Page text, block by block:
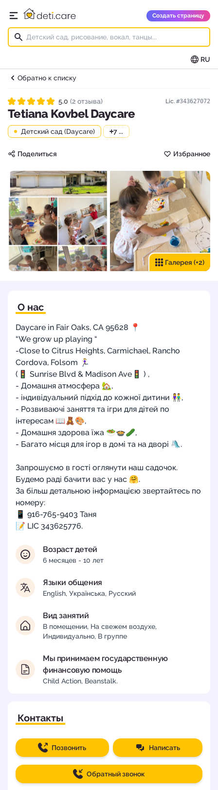
Открыть главное меню
deti.care Создать страницу
RU
Обратно к списку
Рейтинг 5.0 из 5
5.0 (2 отзыва) Lic. #343627072
Tetiana Kovbel Daycare
Детский сад (Daycare) +7 ...
Поделиться Избранное
Галерея (+2)
О нас
Daycare in Fair Oaks, CA 95628 📍
“We grow up playing “
-Close to Citrus Heights, Carmichael, Rancho
Cordova, Folsom 🏃🏼‍♀️
(🚦 Sunrise Blvd & Madison Ave🚦 ) ,
- Домашня атмосфера 🏡,
- індивідуальний підхід до кожної дитини 👫,
- Розвиваючі заняття та ігри для дітей по
інтересам 📖🧸🎨,
- Домашня здорова їжа 🥗🍲🥒,
- Багато місця для ігор в домі та на дворі 🛝.
Запрошуємо в гості оглянути наш садочок.
Будемо раді бачити вас у нас 🤗.
За більш детальною інформацією звертайтесь по
номеру:
📱 916-765-9403 Таня
📝 LIC 343625776.
Возраст детей
6 месяцев - 10 лет
Языки общения
English, Українська, Русский
Вид занятий
В помещении, На свежем воздухе,
Индивидуально, В группе
Мы принимаем государственную
финансовую помощь
Child Action, Beanstalk.
Контакты
Позвонить Написать
Обратный звонок